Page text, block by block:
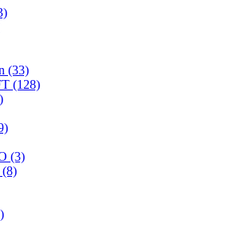
(33)
(128)
(3)
(8)